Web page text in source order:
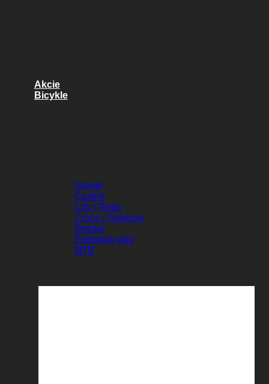
Akcie
Bicykle
Gravel
Cestné
City / Retro
Cross / Trekking
Detské
Elektrobicykle
MTB